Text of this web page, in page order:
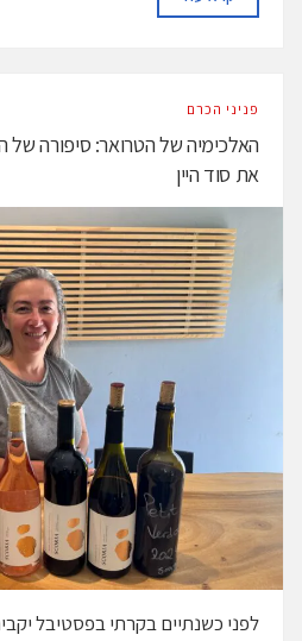
פניני הכרם
האלכימיה של הטרואר: סיפורה
את סוד היין
לפני כשנתיים בקרתי בפסטיבל